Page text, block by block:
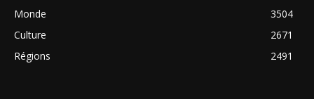
Monde
3504
Culture
2671
Régions
2491